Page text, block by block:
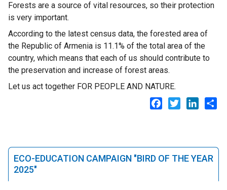
Forests are a source of vital resources, so their protection
is very important.
According to the latest census data, the forested area of
the Republic of Armenia is 11.1% of the total area of the
country, which means that each of us should contribute to
the preservation and increase of forest areas.
Let us act together FOR PEOPLE AND NATURE.
Facebook
Twitter
ECO-EDUCATION CAMPAIGN "BIRD OF THE YEAR
2025"